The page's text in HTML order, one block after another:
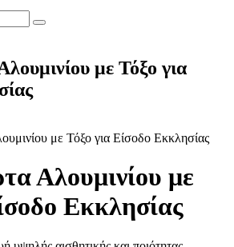
με Τόξο για
με Τόξο για Είσοδο Εκκλησίας
Αλουμινίου με
Εκκλησίας